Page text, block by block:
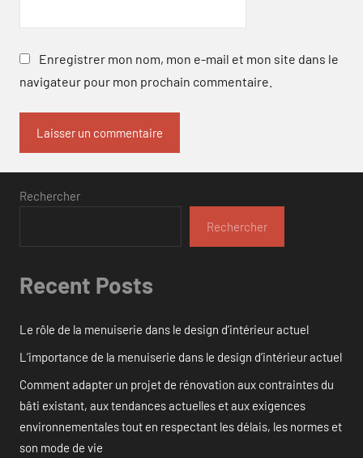
Enregistrer mon nom, mon e-mail et mon site dans le
navigateur pour mon prochain commentaire.
Rechercher
Rechercher
Recent Posts
Le rôle de la menuiserie dans le design d’intérieur actuel
L’importance de la menuiserie dans le design d’intérieur actuel
Comment adapter un projet de rénovation aux contraintes du
bâti existant, aux tendances actuelles et aux exigences
environnementales tout en respectant les délais, les normes et
son mode de vie